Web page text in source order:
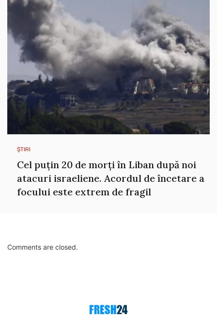
ȘTIRI
Cel puțin 20 de morți în Liban după noi
atacuri israeliene. Acordul de încetare a
focului este extrem de fragil
Comments are closed.